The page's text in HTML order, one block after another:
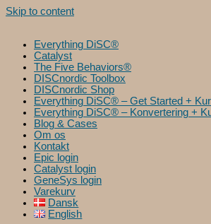
Skip to content
Everything DiSC®
Catalyst
The Five Behaviors®
DISCnordic Toolbox
DISCnordic Shop
Everything DiSC® – Get Started +
Everything DiSC® – Konvertering +
Blog & Cases
Om os
Kontakt
Epic login
Catalyst login
GeneSys login
Varekurv
Dansk
English